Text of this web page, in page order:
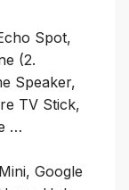
Spot,
(2.
Speaker,
TV Stick,
…
Google